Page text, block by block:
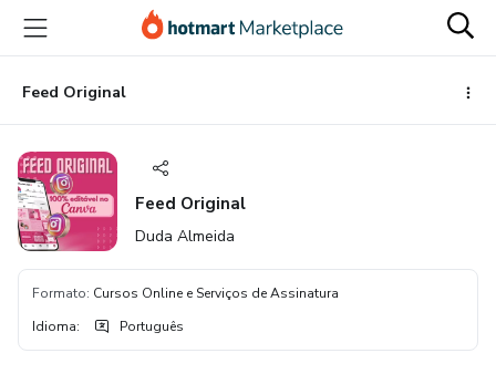
para
conteúdo
principal
para
pagamento
para
rodapé
Feed Original
Feed Original
Duda Almeida
Formato: Cursos Online e Serviços de Assinatura
Idioma: Português